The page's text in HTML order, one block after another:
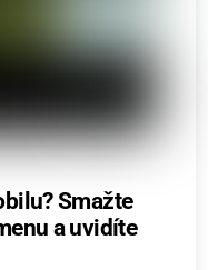
Smažte
a uvidíte